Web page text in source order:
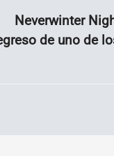
Neverwinter
de uno de